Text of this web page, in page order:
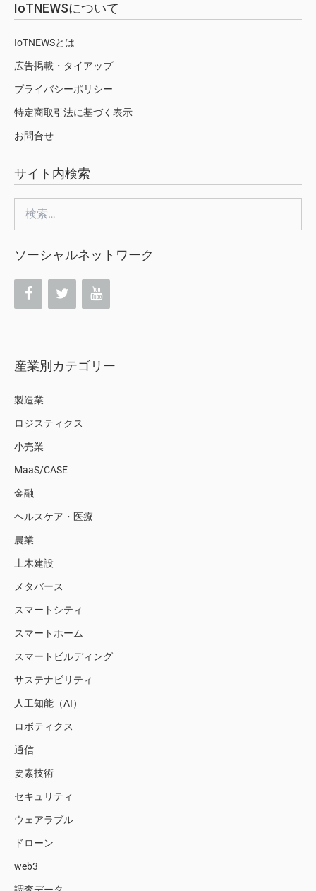
IoTNEWSについて
IoTNEWSとは
広告掲載・タイアップ
プライバシーポリシー
特定商取引法に基づく表示
お問合せ
サイト内検索
索:
ソーシャルネットワーク
産業別カテゴリー
製造業
ロジスティクス
小売業
MaaS/CASE
金融
ヘルスケア・医療
農業
土木建設
メタバース
スマートシティ
スマートホーム
スマートビルディング
サステナビリティ
人工知能（AI）
ロボティクス
通信
要素技術
セキュリティ
ウェアラブル
ドローン
web3